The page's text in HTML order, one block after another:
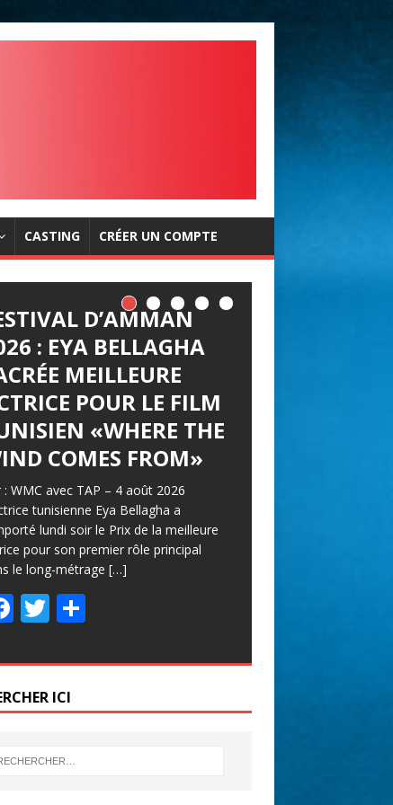
CASTING CRÉER UN COMPTE
D’AMMAN
: EYA BELLAGHA
MEILLEURE
POUR LE FILM
«WHERE THE
COMES FROM»
: WMC avec TAP – 4 août 2026
tunisienne Eya Bellagha a
lundi soir le Prix de la meilleure
pour son premier rôle principal
le long-métrage […]
F
e
b
o
o
T
itt
er
P
ta
er
ICI